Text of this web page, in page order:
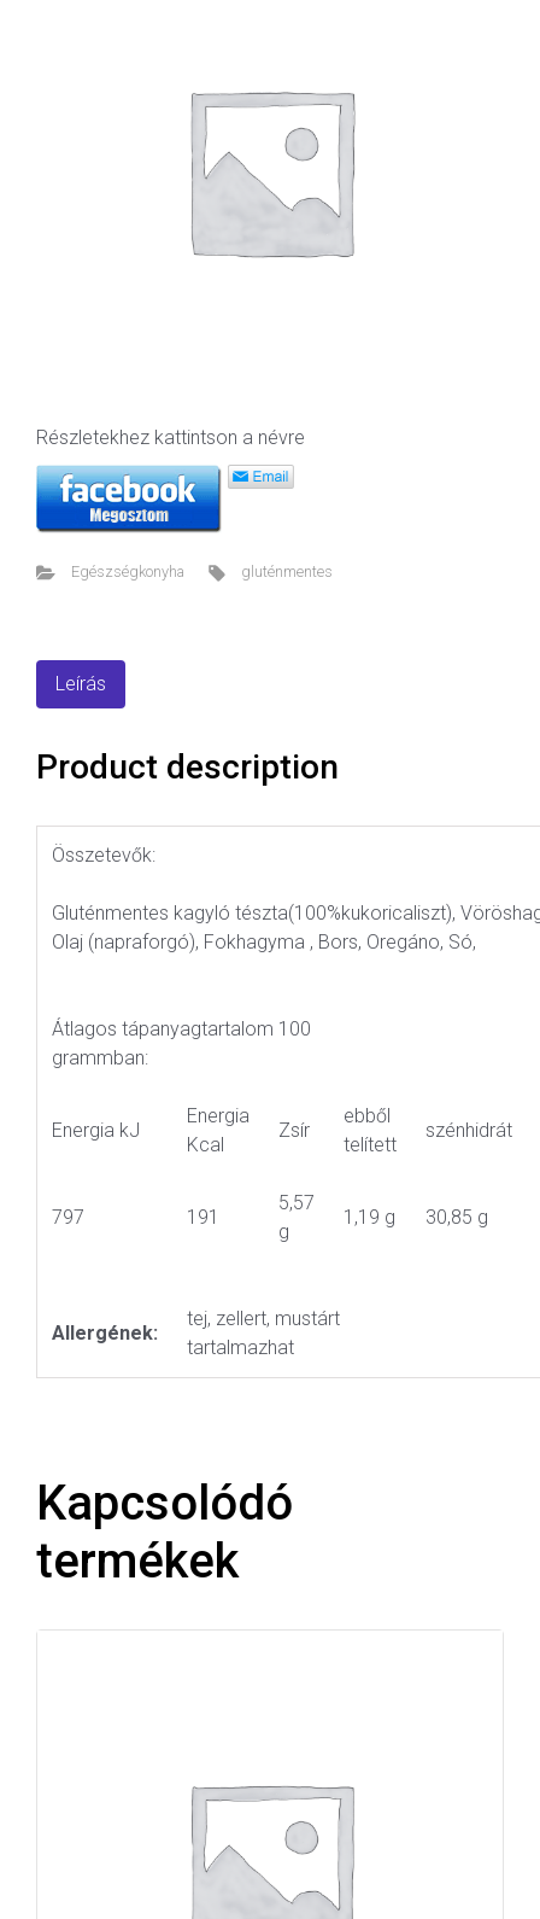
Részletekhez kattintson a névre
Egészségkonyha gluténmentes
Leírás
Product description
Összetevők:
Gluténmentes kagyló tészta(100%kukoricaliszt),
Olaj (napraforgó), Fokhagyma , Bors, Oregáno, Só,
Átlagos tápanyagtartalom 100
grammban:
Energia kJ
Energia
Kcal
Zsír
ebből
telített
szénhidrát
797 191
5,57
g
1,19 g 30,85 g
Allergének:
tej, zellert, mustárt
tartalmazhat
Kapcsolódó
termékek